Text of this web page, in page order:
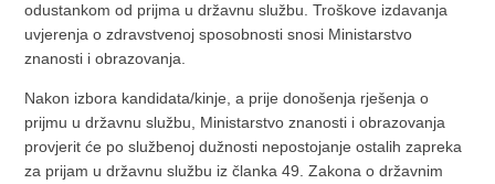
odustankom od prijma u državnu službu. Troškove izdavanja
uvjerenja o zdravstvenoj sposobnosti snosi Ministarstvo
znanosti i obrazovanja.
Nakon izbora kandidata/kinje, a prije donošenja rješenja o
prijmu u državnu službu, Ministarstvo znanosti i obrazovanja
provjerit će po službenoj dužnosti nepostojanje ostalih zapreka
za prijam u državnu službu iz članka 49. Zakona o državnim